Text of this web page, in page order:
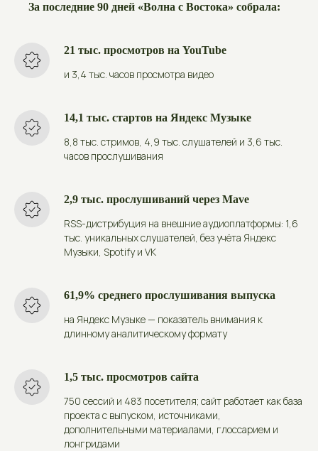
За последние 90 дней «Волна с Востока» собрала:
21 тыс. просмотров на YouTube
и 3,4 тыс. часов просмотра видео
14,1 тыс. стартов на Яндекс Музыке
8,8 тыс. стримов, 4,9 тыс. слушателей и 3,6 тыс.
часов прослушивания
2,9 тыс. прослушиваний через Mave
RSS-дистрибуция на внешние аудиоплатформы: 1,6
тыс. уникальных слушателей, без учёта Яндекс
Музыки, Spotify и VK
61,9% среднего прослушивания выпуска
на Яндекс Музыке — показатель внимания к
длинному аналитическому формату
1,5 тыс. просмотров сайта
750 сессий и 483 посетителя; сайт работает как база
проекта с выпуском, источниками,
дополнительными материалами, глоссарием и
лонгридами